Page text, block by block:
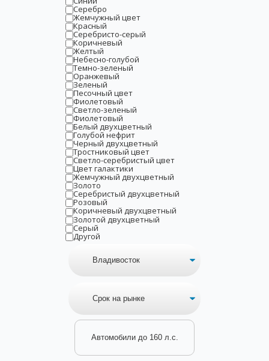
Серебро
Жемчужный цвет
Красный
Серебристо-серый
Коричневый
Желтый
Небесно-голубой
Темно-зеленый
Оранжевый
Зеленый
Песочный цвет
Фиолетовый
Светло-зеленый
Фиолетовый
Белый двухцветный
Голубой нефрит
Черный двухцветный
Тростниковый цвет
Светло-серебристый цвет
Цвет галактики
Жемчужный двухцветный
Золото
Серебристый двухцветный
Розовый
Коричневый двухцветный
Золотой двухцветный
Серый
Другой
Автомобили до 160 л.с.